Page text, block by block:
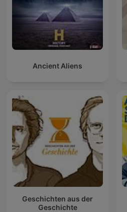
Ancient Aliens
Geschichten aus der
Geschichte